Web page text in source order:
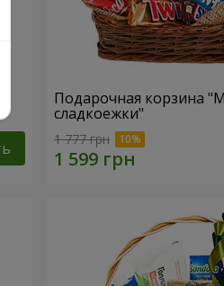
Подарочная корзина
сладкоежки"
1 777 грн